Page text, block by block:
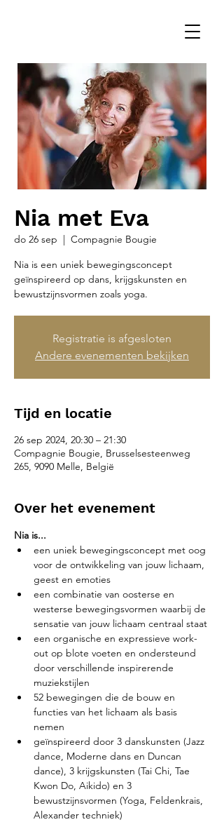
Nia met Eva
do 26 sep
  |
Compagnie Bougie
Nia is een uniek bewegingsconcept
geïnspireerd op dans, krijgskunsten en
bewustzijnsvormen zoals yoga.
Registratie is afgesloten
Andere evenementen bekijken
Tijd en locatie
26 sep 2024, 20:30 – 21:30
Compagnie Bougie, Brusselsesteenweg
265, 9090 Melle, België
Over het evenement
Nia is...
een uniek bewegingsconcept met oog
voor de ontwikkeling van jouw lichaam,
geest en emoties
een combinatie van oosterse en
westerse bewegingsvormen waarbij de
sensatie van jouw lichaam centraal staat
een organische en expressieve work-
out op blote voeten en ondersteund
door verschillende inspirerende
muziekstijlen
52 bewegingen die de bouw en
functies van het lichaam als basis
nemen
geïnspireerd door 3 danskunsten (Jazz
dance, Moderne dans en Duncan
dance), 3 krijgskunsten (Tai Chi, Tae
Kwon Do, Aikido) en 3
bewustzijnsvormen (Yoga, Feldenkrais,
Alexander techniek)